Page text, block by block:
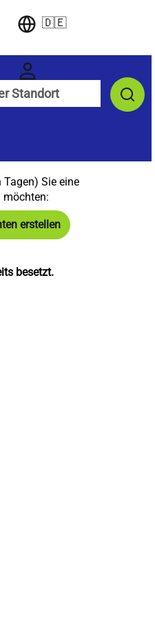
🇩🇪
Sie eine
möchten:
erstellen
besetzt.